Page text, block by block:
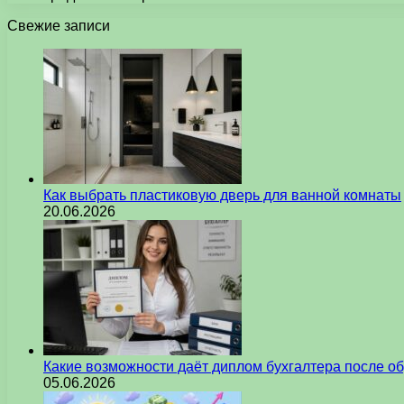
Свежие записи
Как выбрать пластиковую дверь для ванной комнаты
20.06.2026
Какие возможности даёт диплом бухгалтера после
05.06.2026